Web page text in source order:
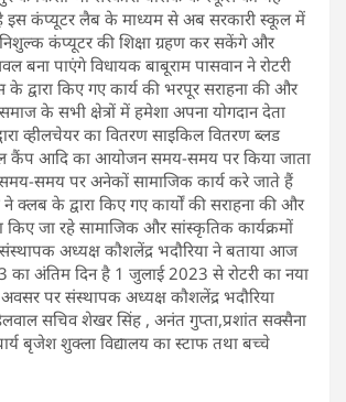
इस कंप्यूटर लैब के माध्यम से अब सरकारी स्कूल में
कंप्यूटर की शिक्षा ग्रहण कर सकेंगे और
बना पाएंगे विधायक बाबूराम पासवान ने रोटरी
द्वारा किए गए कार्य की भरपूर सराहना की और
के सभी क्षेत्रों में हमेशा अपना योगदान देता
व्हीलचेयर का वितरण साइकिल वितरण ब्लड
कैंप आदि का आयोजन समय-समय पर किया जाता
समय-समय पर अनेकों सामाजिक कार्य करे जाते हैं
क्लब के द्वारा किए गए कार्यों की सराहना की और
किए जा रहे सामाजिक और सांस्कृतिक कार्यक्रमों
अध्यक्ष कौशलेंद्र भदौरिया ने बताया आज
का अंतिम दिन है 1 जुलाई 2023 से रोटरी का नया
अवसर पर संस्थापक अध्यक्ष कौशलेंद्र भदौरिया
सचिव शेखर सिंह , अनंत गुप्ता,प्रशांत सक्सैना
बृजेश शुक्ला विद्यालय का स्टाफ तथा बच्चे